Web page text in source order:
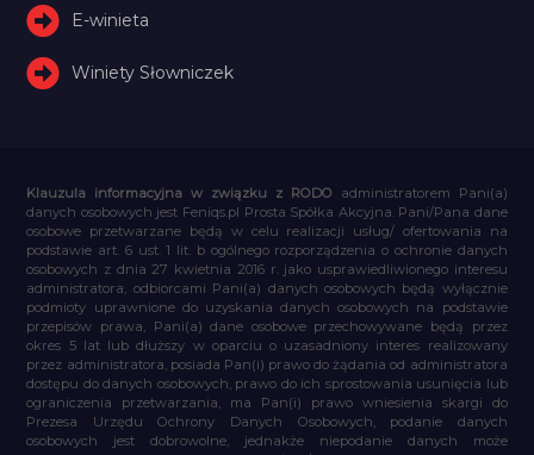
E-winieta
Winiety Słowniczek
Klauzula informacyjna w związku z RODO administratorem Pani(a)
danych osobowych jest Feniqs.pl Prosta Spółka Akcyjna. Pani/Pana dane
osobowe przetwarzane będą w celu realizacji usług/ ofertowania na
podstawie art. 6 ust. 1 lit. b ogólnego rozporządzenia o ochronie danych
osobowych z dnia 27 kwietnia 2016 r. jako usprawiedliwionego interesu
administratora, odbiorcami Pani(a) danych osobowych będą wyłącznie
podmioty uprawnione do uzyskania danych osobowych na podstawie
przepisów prawa, Pani(a) dane osobowe przechowywane będą przez
okres 5 lat lub dłuższy w oparciu o uzasadniony interes realizowany
przez administratora, posiada Pan(i) prawo do żądania od administratora
dostępu do danych osobowych, prawo do ich sprostowania usunięcia lub
ograniczenia przetwarzania, ma Pan(i) prawo wniesienia skargi do
Prezesa Urzędu Ochrony Danych Osobowych, podanie danych
osobowych jest dobrowolne, jednakże niepodanie danych może